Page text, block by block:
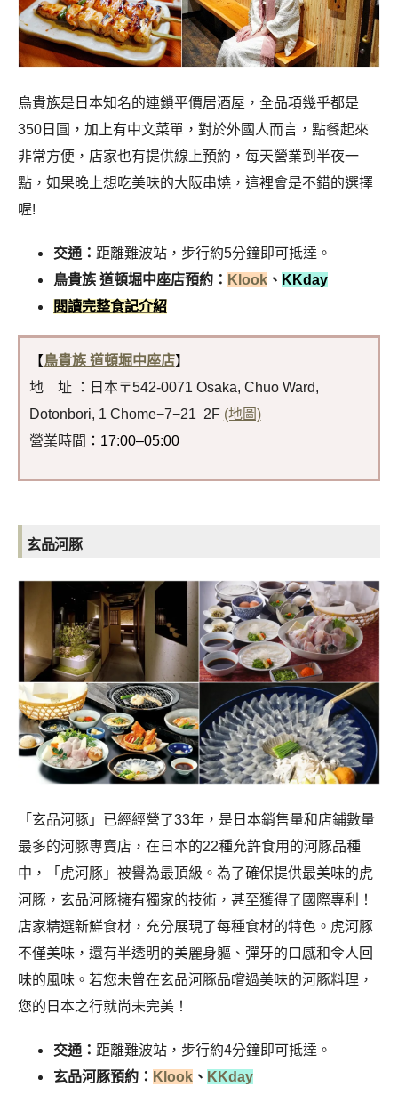
鳥貴族是日本知名的連鎖平價居酒屋，全品項幾乎都是
350日圓，加上有中文菜單，對於外國人而言，點餐起來
非常方便，店家也有提供線上預約，每天營業到半夜一
點，如果晚上想吃美味的大阪串燒，這裡會是不錯的選擇
喔!
交通： 距離難波站，步行約5分鐘即可抵達。
鳥貴族 道頓堀中座店預約： Klook 、 KKday
閱讀完整食記介紹
【鳥貴族 道頓堀中座店】
地 址 ：日本〒542-0071 Osaka, Chuo Ward,
Dotonbori, 1 Chome−7−21 2F (地圖)
營業時間 ：17:00–05:00
玄品河豚
「玄品河豚」已經經營了33年，是日本銷售量和店鋪數量
最多的河豚專賣店，在日本的22種允許食用的河豚品種
中，「虎河豚」被譽為最頂級。為了確保提供最美味的虎
河豚，玄品河豚擁有獨家的技術，甚至獲得了國際專利！
店家精選新鮮食材，充分展現了每種食材的特色。虎河豚
不僅美味，還有半透明的美麗身軀、彈牙的口感和令人回
味的風味。若您未曾在玄品河豚品嚐過美味的河豚料理，
您的日本之行就尚未完美！
交通： 距離難波站，步行約4分鐘即可抵達。
玄品河豚預約： Klook 、 KKday